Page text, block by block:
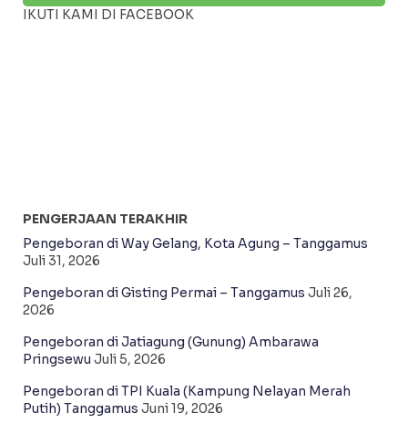
IKUTI KAMI DI FACEBOOK
PENGERJAAN TERAKHIR
Pengeboran di Way Gelang, Kota Agung – Tanggamus
Juli 31, 2026
Pengeboran di Gisting Permai – Tanggamus Juli 26,
2026
Pengeboran di Jatiagung (Gunung) Ambarawa
Pringsewu Juli 5, 2026
Pengeboran di TPI Kuala (Kampung Nelayan Merah
Putih) Tanggamus Juni 19, 2026